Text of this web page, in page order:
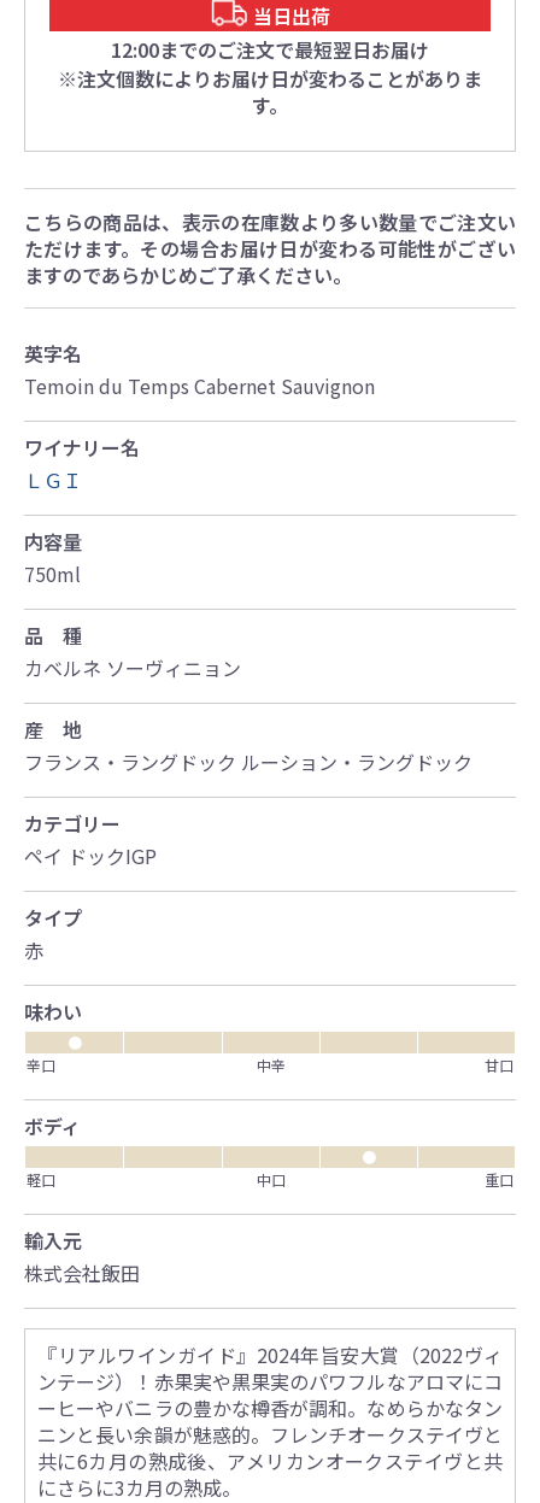
当日出荷
12:00までのご注文で最短翌日お届け
※注文個数によりお届け日が変わることがありま
す。
こちらの商品は、表示の在庫数より多い数量でご注文い
ただけます。その場合お届け日が変わる可能性がござい
ますのであらかじめご了承ください。
英字名
Temoin du Temps Cabernet Sauvignon
ワイナリー名
ＬＧＩ
内容量
750ml
品 種
カベルネ ソーヴィニョン
産 地
フランス・ラングドック ルーション・ラングドック
カテゴリー
ペイ ドックIGP
タイプ
赤
味わい
●
辛口
中辛 甘口
ボディ
●
軽口
中口 重口
輸入元
株式会社飯田
『リアルワインガイド』2024年旨安大賞（2022ヴィ
ンテージ）！赤果実や黒果実のパワフルなアロマにコ
ーヒーやバニラの豊かな樽香が調和。なめらかなタン
ニンと長い余韻が魅惑的。フレンチオークステイヴと
共に6カ月の熟成後、アメリカンオークステイヴと共
にさらに3カ月の熟成。